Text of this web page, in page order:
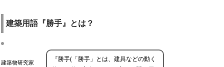
建築用語『勝手』とは？
建築物研究家
『勝手(「勝手」とは、建具などの動く